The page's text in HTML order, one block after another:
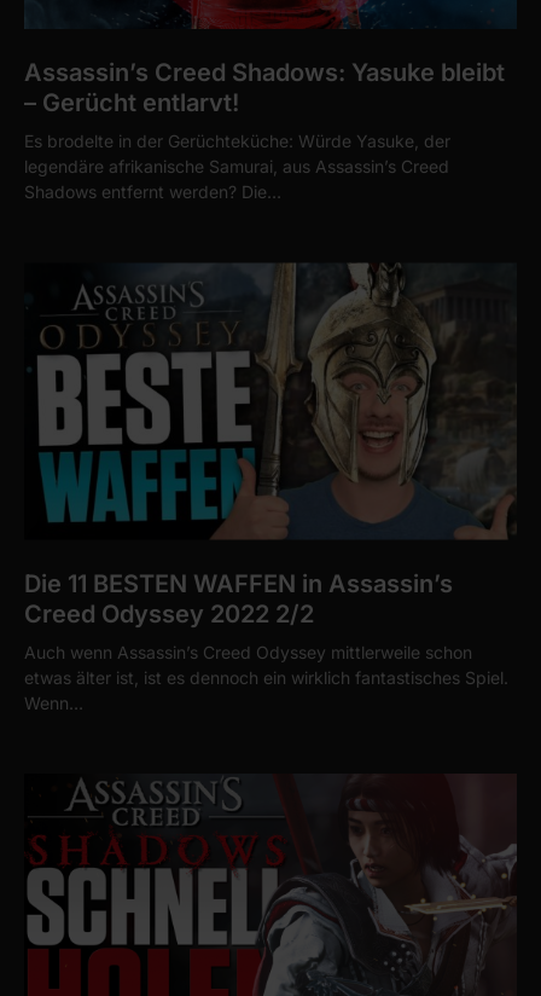
Assassin’s Creed Shadows: Yasuke bleibt
– Gerücht entlarvt!
Es brodelte in der Gerüchteküche: Würde Yasuke, der
legendäre afrikanische Samurai, aus Assassin’s Creed
Shadows entfernt werden? Die…
Die 11 BESTEN WAFFEN in Assassin’s
Creed Odyssey 2022 2/2
Auch wenn Assassin’s Creed Odyssey mittlerweile schon
etwas älter ist, ist es dennoch ein wirklich fantastisches Spiel.
Wenn…